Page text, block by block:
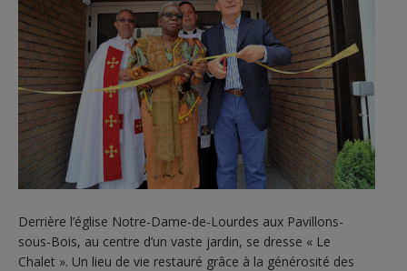
Derrière l’église Notre-Dame-de-Lourdes aux Pavillons-
sous-Bois, au centre d’un vaste jardin, se dresse « Le
Chalet ». Un lieu de vie restauré grâce à la générosité des